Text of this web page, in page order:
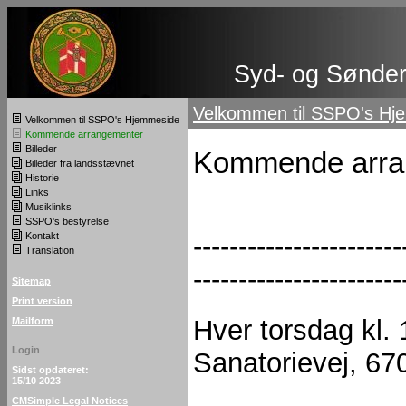
Syd- og
Velkommen til SSPO's Hjemmeside
Kommende arrangementer
Billeder
Billeder fra landsstævnet
Historie
Links
Musiklinks
SSPO's bestyrelse
Kontakt
Translation
Sitemap
Print version
Mailform
Login
Sidst opdateret:
15/10 2023
CMSimple Legal Notices
Velkommen til SSPO's
Kommende
Hver torsdag kl.
Sanatorievej,